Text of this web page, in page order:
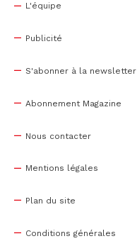
L'équipe
Publicité
S'abonner à la newsletter
Abonnement Magazine
Nous contacter
Mentions légales
Plan du site
Conditions générales